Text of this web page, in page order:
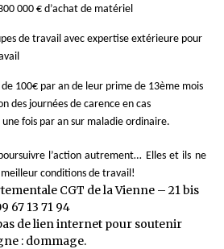
000 € d’achat de matériel
de travail avec expertise extérieure pour
100€ par an de leur prime de 13ème mois
des journées de carence en cas
fois par an sur maladie ordinaire.
l’action autrement… Elles et ils ne
conditions de travail!
CGT de la Vienne – 21 bis
67 13 71 94
de lien internet pour soutenir
: dommage.